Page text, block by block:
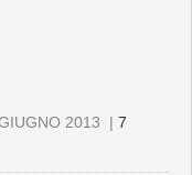
2013 | 7